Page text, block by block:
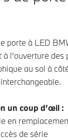
porte à LED
l’ouverture des
au sol à
un coup d’œil :
en
de série